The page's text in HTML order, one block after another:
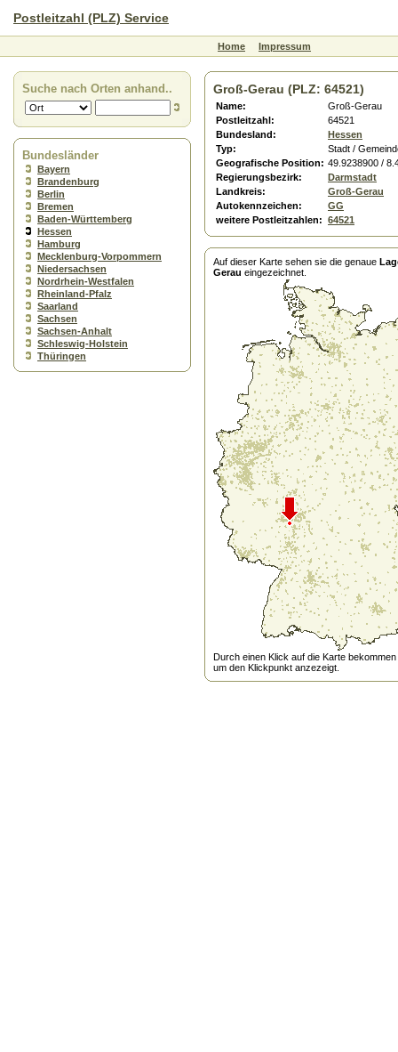
Postleitzahl (PLZ) Service
Home Impressum
Suche nach Orten anhand..
Bundesländer
Bayern
Brandenburg
Berlin
Bremen
Baden-Württemberg
Hessen
Hamburg
Mecklenburg-Vorpommern
Niedersachsen
Nordrhein-Westfalen
Rheinland-Pfalz
Saarland
Sachsen
Sachsen-Anhalt
Schleswig-Holstein
Thüringen
Groß-Gerau (PLZ: 64521)
Name:
Groß-Gerau
Postleitzahl:
64521
Bundesland:
Hessen
Typ:
Stadt /
Geografische Position: 49.9238900 /
Regierungsbezirk:
Darmstadt
Landkreis:
Groß-Gerau
Autokennzeichen:
GG
weitere Postleitzahlen: 64521
Auf dieser Karte sehen sie die genaue
Gerau eingezeichnet.
Durch einen Klick auf die Karte
um den Klickpunkt anzezeigt.